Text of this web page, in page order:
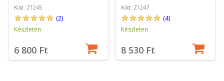
Kód: Z1245
(2)
Készleten
6 800 Ft
Kód: Z1247
(4)
Készleten
8 530 Ft